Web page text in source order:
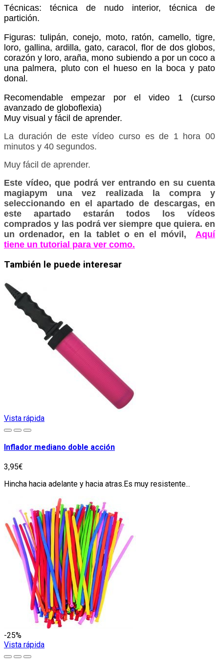
Técnicas: técnica de nudo interior, técnica de
partición.
Figuras: tulipán, conejo, moto, ratón, camello, tigre,
loro, gallina, ardilla, gato, caracol, flor de dos globos,
corazón y loro, araña, mono subiendo a por un coco a
una palmera, pluto con el hueso en la boca y pato
donal.
Recomendable empezar por el video 1 (curso
avanzado de globoflexia)
Muy visual y fácil de aprender.
La duración de este vídeo curso es de 1 hora 00
minutos y 40 segundos.
Muy fácil de aprender.
Este vídeo, que podrá ver entrando en su cuenta
magiapym una vez realizada la compra y
seleccionando en el apartado de descargas, en
este apartado estarán todos los vídeos
comprados y las podrá ver siempre que quiera. en
un ordenador, en la tablet o en el móvil, Aquí
tiene un tutorial para ver como.
También le puede interesar
Vista rápida
Inflador mediano doble acción
3,95€
Hincha hacia adelante y hacia atras.Es muy resistente...
-25%
Vista rápida